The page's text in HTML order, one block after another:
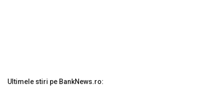
Ultimele stiri pe BankNews.ro: